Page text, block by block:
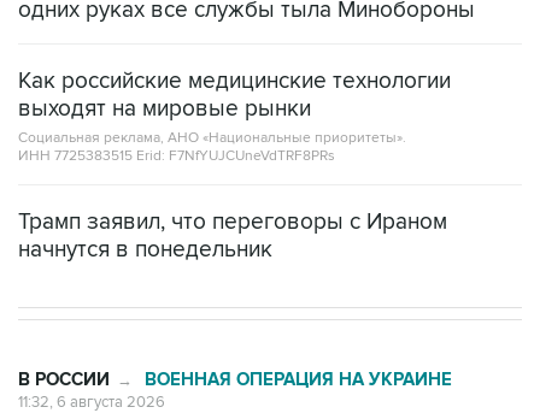
одних руках все службы тыла Минобороны
Как российские медицинские технологии
выходят на мировые рынки
Социальная реклама, АНО «Национальные приоритеты».
ИНН 7725383515 Erid: F7NfYUJCUneVdTRF8PRs
Трамп заявил, что переговоры с Ираном
начнутся в понедельник
В РОССИИ → ВОЕННАЯ ОПЕРАЦИЯ НА УКРАИНЕ
11:32, 6 августа 2026